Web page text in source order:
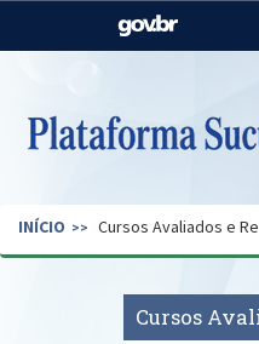
Casa Civil
Pecuária e
Secretaria de
INÍCIO Cursos Avaliados e
Cursos